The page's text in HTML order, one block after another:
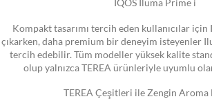
Kompakt tasarımı tercih eden kullanıcılar
çıkarken, daha premium bir deneyim isteyenler
tercih edebilir. Tüm modeller yüksek kalite
olup yalnızca TEREA ürünleriyle uyumlu
TEREA Çeşitleri ile Zengin Aroma